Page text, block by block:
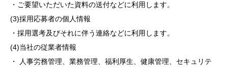
・ご要望いただいた資料の送付などに利用します。
(3)採用応募者の個人情報
・採用選考及びそれに伴う連絡などに利用します。
(4)当社の従業者情報
・ 人事労務管理、業務管理、福利厚生、健康管理、セキュリテ